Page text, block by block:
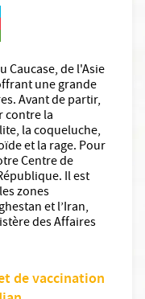
Caucase, de l'Asie
une grande
Avant de partir,
contre la
la coqueluche,
et la rage. Pour
Centre de
Il est
zones
et l’Iran,
des Affaires
de vaccination